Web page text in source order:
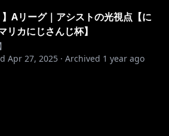
ー加入表示イラスト 礫粉さん
方々は、下記リンク先の注意事項
】Aリーグ｜アシストの光視点【に
カにじさんじ杯】
Apr 27, 2025 · Archived 1 year ago